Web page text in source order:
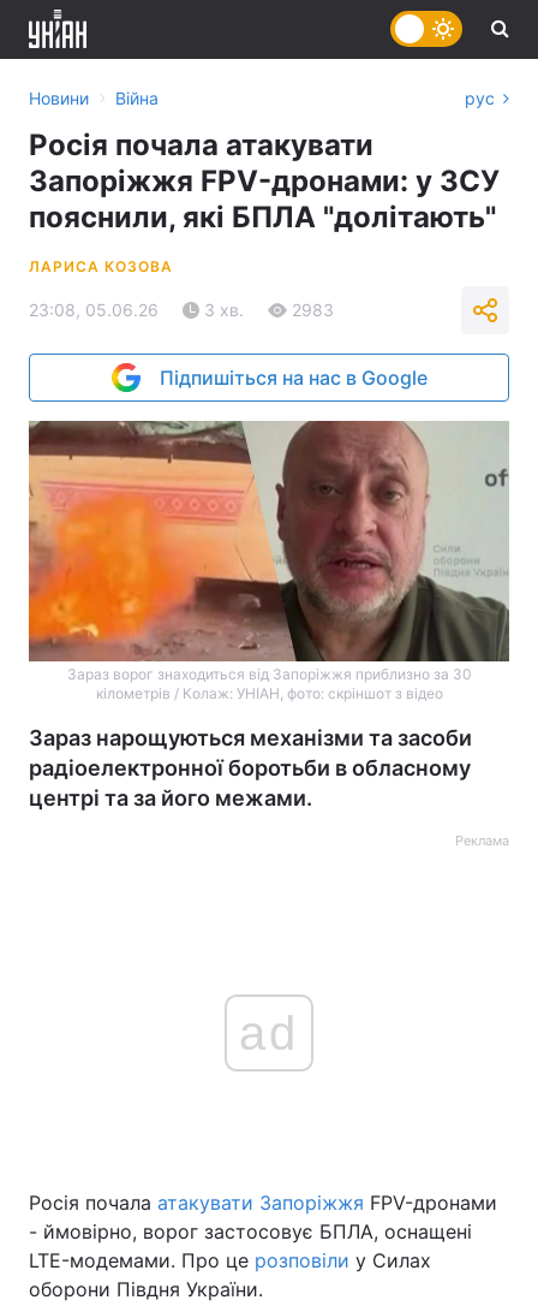
Україна Політика
Економіка
Новини › Війна рус
Росія почала атакувати
Запоріжжя FPV-дронами: у ЗСУ
пояснили, які БПЛА "долітають"
ЛАРИСА КОЗОВА
23:08, 05.06.26 3 хв. 2983
Підпишіться на нас в Google
Зараз ворог знаходиться від Запоріжжя приблизно за 30
кілометрів / Колаж: УНІАН, фото: скріншот з відео
Зараз нарощуються механізми та засоби
радіоелектронної боротьби в обласному
центрі та за його межами.
Реклама
ad
Росія почала атакувати Запоріжжя FPV-дронами
- ймовірно, ворог застосовує БПЛА, оснащені
LTE-модемами. Про це розповіли у Силах
оборони Півдня України.